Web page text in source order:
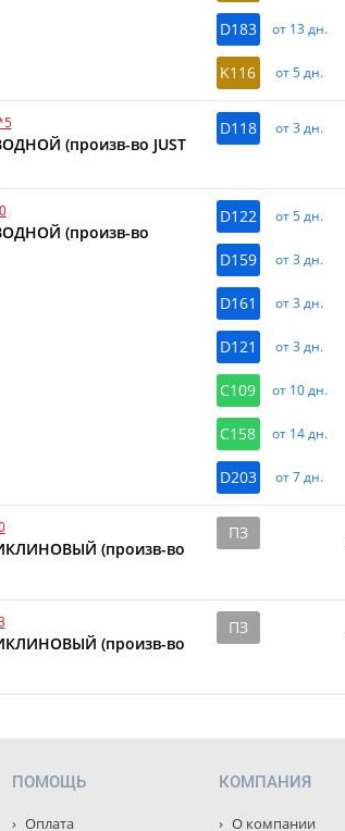
D183 от 13 дн.
K116 от 5 дн.
(произв-во JUST
D118 от 3 дн.
(произв-во
D122 от 5 дн.
D159 от 3 дн.
D161 от 3 дн.
D121 от 3 дн.
C109 от 10 дн.
C158 от 14 дн.
D203 от 7 дн.
(произв-во
ПЗ
(произв-во
ПЗ
ПОМОЩЬ
Оплата
КОМПАНИЯ
О компании